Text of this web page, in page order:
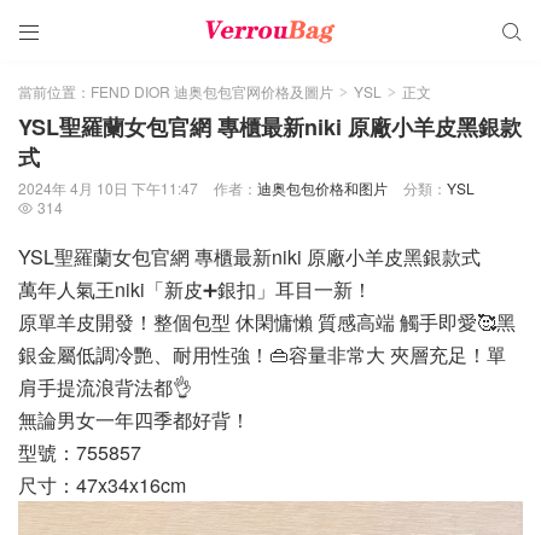
 
當前位置： FEND DIOR 迪奥包包官网价格及圖片 > YSL > 正文
YSL聖羅蘭女包官網 專櫃最新niki 原廠小羊皮黑銀款
式
2024年 4月 10日 下午11:47 作者： 迪奥包包价格和图片 分類： YSL
 314
YSL聖羅蘭女包官網 專櫃最新niki 原廠小羊皮黑銀款式
萬年人氣王niki「新皮➕銀扣」耳目一新！
原單羊皮開發！整個包型 休閑慵懶 質感高端 觸手即愛🥰黑
銀金屬低調冷艷、耐用性強！👜容量非常大 夾層充足！單
肩手提流浪背法都👌
無論男女一年四季都好背！
型號：755857
尺寸：47x34x16cm